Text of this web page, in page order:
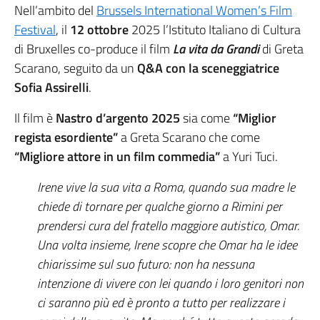
Nell’ambito del Brussels International Women’s Film
Festival, il 12ottobre2025 l’Istituto Italiano di Cultura
di Bruxelles co-produce il film La vita da Grandidi Greta
Scarano, seguito da unQ&A con la sceneggiatrice
Sofia Assirelli.
Il film èNastro d’argento 2025sia come“Miglior
regista esordiente”a Greta Scarano che come
“Migliore attore in un film commedia”a Yuri Tuci.
Irene vive la sua vita a Roma, quando sua madre le
chiede di tornare per qualche giorno a Rimini per
prendersi cura del fratello maggiore autistico, Omar.
Una volta insieme, Irene scopre che Omar ha le idee
chiarissime sul suo futuro: non ha nessuna
intenzione di vivere con lei quando i loro genitori non
ci saranno più ed è pronto a tutto per realizzare i